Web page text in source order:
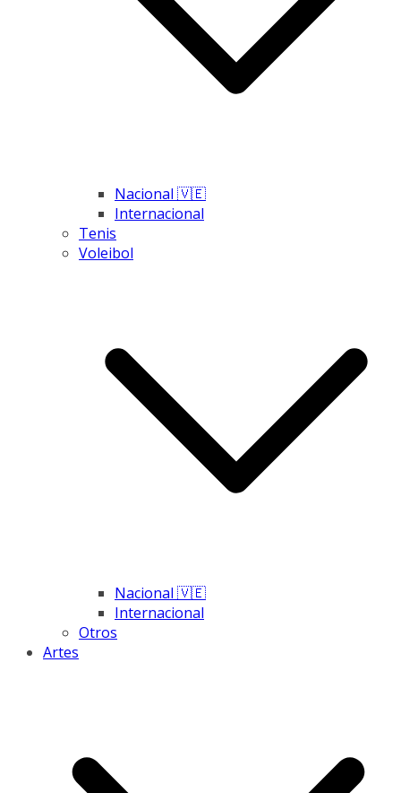
Nacional 🇻🇪
Internacional
Tenis
Voleibol
Nacional 🇻🇪
Internacional
Otros
Artes